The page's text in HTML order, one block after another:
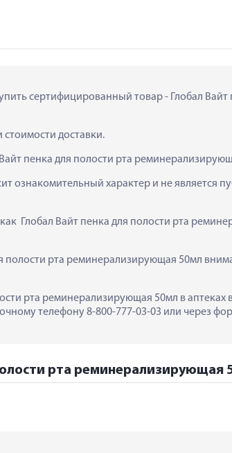
сертифицированный товар - Глобал
стоимости доставки.
пенка для полости рта
ознакомительный характер и не является
Глобал Вайт пенка для полости рта
рта реминерализирующая 50мл
рта реминерализирующая 50мл в
телефону 8-800-777-03-03 или через
рта реминерализирующая